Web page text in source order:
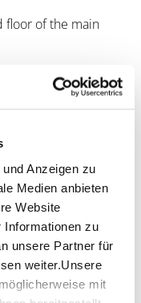
Anzeigen zu
Medien anbieten
Website
Informationen zu
unsere Partner für
weiter.Unsere
mit
floor of the main
help yourself to